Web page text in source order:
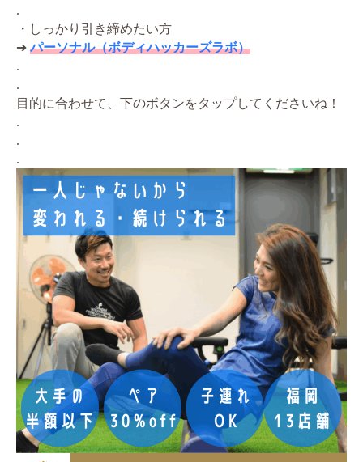
.
・しっかり引き締めたい方
➔パーソナル（ボディハッカーズラボ）
.
.
目的に合わせて、下のボタンをタップしてくださいね！
.
.
.